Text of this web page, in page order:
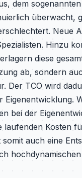
dem
überwacht,
Neue
Hinzu
diese
ab, sondern
Der TCO wird
Eigenentwicklung.
bei der
laufenden Kosten
somit auch eine